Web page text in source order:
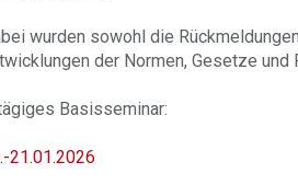
wurden sowohl die
der Normen, Gesetze
Basisseminar:
21.01.2026